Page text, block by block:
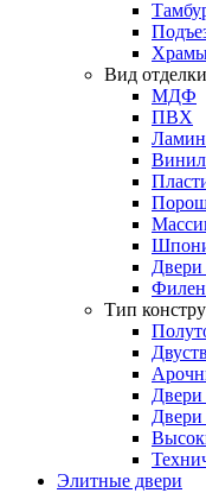
Вид отделки
МДФ
ПВХ
Двери
Тип
Двери
Двери
Элитные двери